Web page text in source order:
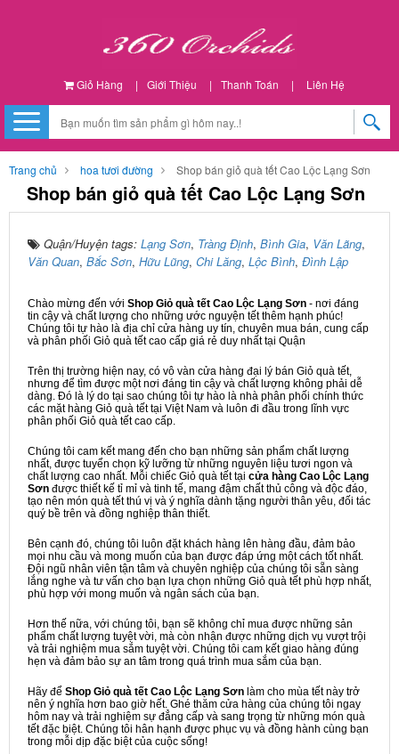
Giỏ Hàng | Giới Thiệu | Thanh Toán | Liên Hệ
Trang chủ hoa tươi đường Shop bán giỏ quà tết Cao Lộc Lạng Sơn
Shop bán giỏ quà tết Cao Lộc Lạng Sơn
Quận/Huyện tags: Lạng Sơn, Tràng Định, Bình Gia, Văn Lãng,
Văn Quan, Bắc Sơn, Hữu Lũng, Chi Lăng, Lộc Bình, Đình Lập
Chào mừng đến với Shop Giỏ quà tết Cao Lộc Lạng Sơn - nơi đáng
tin cậy và chất lượng cho những ước nguyện tết thêm hạnh phúc!
Chúng tôi tự hào là địa chỉ cửa hàng uy tín, chuyên mua bán, cung cấp
và phân phối Giỏ quà tết cao cấp giá rẻ duy nhất tại Quận
Trên thị trường hiện nay, có vô vàn cửa hàng đại lý bán Giỏ quà tết,
nhưng để tìm được một nơi đáng tin cậy và chất lượng không phải dễ
dàng. Đó là lý do tại sao chúng tôi tự hào là nhà phân phối chính thức
các mặt hàng Giỏ quà tết tại Việt Nam và luôn đi đầu trong lĩnh vực
phân phối Giỏ quà tết cao cấp.
Chúng tôi cam kết mang đến cho bạn những sản phẩm chất lượng
nhất, được tuyển chọn kỹ lưỡng từ những nguyên liệu tươi ngon và
chất lượng cao nhất. Mỗi chiếc Giỏ quà tết tại cửa hàng Cao Lộc Lạng
Sơn được thiết kế tỉ mỉ và tinh tế, mang đậm chất thủ công và độc đáo,
tạo nên món quà tết thú vị và ý nghĩa dành tặng người thân yêu, đối tác
quý bề trên và đồng nghiệp thân thiết.
Bên cạnh đó, chúng tôi luôn đặt khách hàng lên hàng đầu, đảm bảo
mọi nhu cầu và mong muốn của bạn được đáp ứng một cách tốt nhất.
Đội ngũ nhân viên tận tâm và chuyên nghiệp của chúng tôi sẵn sàng
lắng nghe và tư vấn cho bạn lựa chọn những Giỏ quà tết phù hợp nhất,
phù hợp với mong muốn và ngân sách của bạn.
Hơn thế nữa, với chúng tôi, bạn sẽ không chỉ mua được những sản
phẩm chất lượng tuyệt vời, mà còn nhận được những dịch vụ vượt trội
và trải nghiệm mua sắm tuyệt vời. Chúng tôi cam kết giao hàng đúng
hẹn và đảm bảo sự an tâm trong quá trình mua sắm của bạn.
Hãy để Shop Giỏ quà tết Cao Lộc Lạng Sơn làm cho mùa tết này trở
nên ý nghĩa hơn bao giờ hết. Ghé thăm cửa hàng của chúng tôi ngay
hôm nay và trải nghiệm sự đẳng cấp và sang trọng từ những món quà
tết đặc biệt. Chúng tôi hân hạnh được phục vụ và đồng hành cùng bạn
trong mỗi dịp đặc biệt của cuộc sống!